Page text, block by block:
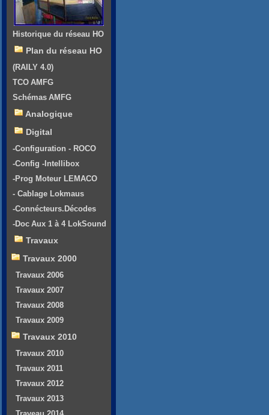
Historique du réseau HO
Plan du réseau HO
(RAILY 4.0)
TCO AMFG
Schémas AMFG
Analogique
Digital
-Configuration - ROCO
-Config -Intellibox
-Prog Moteur LEMACO
- Cablage Lokmaus
-Connécteurs.Décodes
-Doc Aux 1 à 4 LokSound
Travaux
Travaux 2000
Travaux 2006
Travaux 2007
Travaux 2008
Travaux 2009
Travaux 2010
Travaux 2010
Travaux 2011
Travaux 2012
Travaux 2013